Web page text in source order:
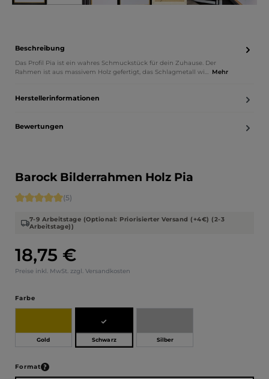
Beschreibung
Das Profil Pia ist ein wahres Schmuckstück für dein Zuhause. Der
Rahmen ist aus massivem Holz gefertigt, das Schlagmetall wi… Mehr
Herstellerinformationen
Bewertungen
Barock Bilderrahmen Holz Pia
Regulärer Preis:
18,75 €
Preise inkl. MwSt. zzgl. Versandkosten
Durchschnittliche Bewertung von 5 von 5 Sternen
(5)
7-9 Arbeitstage (Optional: Priorisierter Versand (+4€) (2-3
Arbeitstage))
Farbeauswählen
Gold Schwarz Silber
Formatauswählen